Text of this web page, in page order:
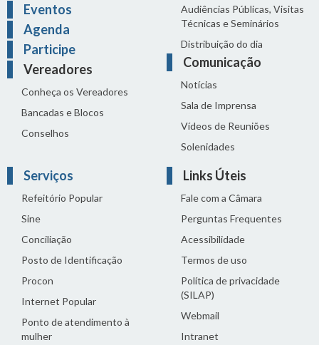
Eventos
Agenda
Participe
Vereadores
Conheça os Vereadores
Bancadas e Blocos
Conselhos
Audiências Públicas, Visitas
Técnicas e Seminários
Distribuição do dia
Comunicação
Notícias
Sala de Imprensa
Vídeos de Reuniões
Solenidades
Serviços
Refeitório Popular
Sine
Conciliação
Posto de Identificação
Procon
Internet Popular
Ponto de atendimento à
mulher
Links Úteis
Fale com a Câmara
Perguntas Frequentes
Acessibilidade
Termos de uso
Política de privacidade
(SILAP)
Webmail
Intranet